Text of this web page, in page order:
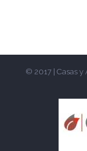
© 2017 | Casas y